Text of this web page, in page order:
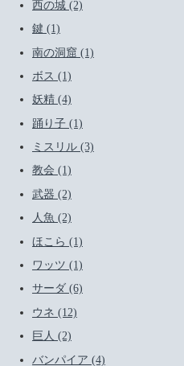
西の城 (2)
鍵 (1)
南の洞窟 (1)
ボス (1)
妖精 (4)
踊り子 (1)
ミスリル (3)
教会 (1)
武器 (2)
人魚 (2)
ほこら (1)
ワッツ (1)
サーダ (6)
ウネ (12)
巨人 (2)
バンパイア (4)